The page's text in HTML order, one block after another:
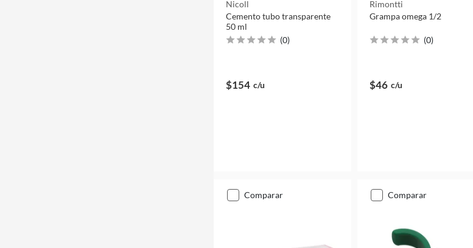
Nicoll
Cemento tubo transparente
50 ml
(0)
$154 c/u
Rimontti
Grampa omega 1/2
(0)
$46 c/u
comparar comparar